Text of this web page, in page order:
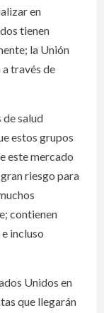
en
tienen
la Unión
través de
salud
estos grupos
este mercado
riesgo para
contienen
incluso
Unidos en
que llegarán